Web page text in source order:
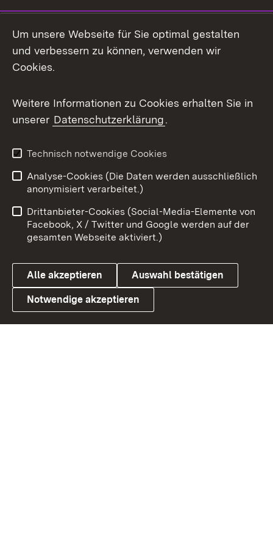
Facebook
X / Twitter
Youtube
Link zum Landesportal
Impressum
Kontakt
Barrierefreiheit
Datenschutz
Cookies
Um unsere Webseite für Sie optimal gestalten
und verbessern zu können, verwenden wir
Cookies.
Weitere Informationen zu Cookies erhalten Sie in
unserer Datenschutzerklärung.
Technisch notwendige Cookies
Analyse-Cookies (Die Daten werden ausschließlich
anonymisiert verarbeitet.)
Drittanbieter-Cookies (Social-Media-Elemente von
Facebook, X / Twitter und Google werden auf der
gesamten Webseite aktiviert.)
Alle akzeptieren Auswahl bestätigen
Notwendige akzeptieren